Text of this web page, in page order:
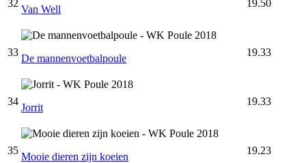
32
Van Well
19.50
33
De mannenvoetbalpoule
19.33
34
Jorrit
19.33
35
Mooie dieren zijn koeien
19.23